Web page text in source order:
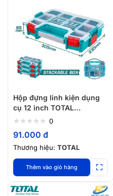
Hộp đựng linh kiện dụng
cụ 12 inch TOTAL
TPBX1121
0
91.000 đ
Thương hiệu: TOTAL
Thêm vào giỏ hàng